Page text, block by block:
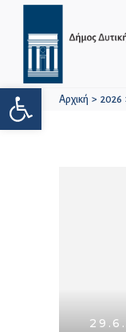
Ανοίξτε τη
Αρχική > 2026